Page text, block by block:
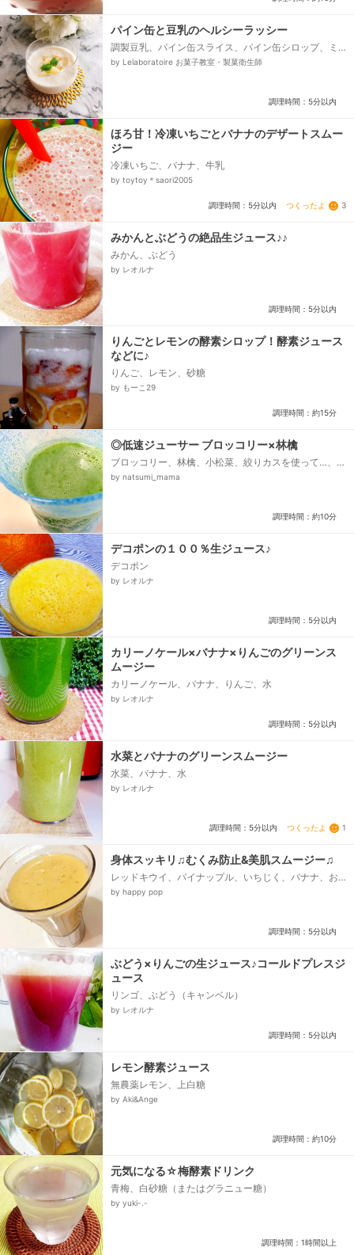
パイン缶と豆乳のヘルシーラッシー
調製豆乳、パイン缶スライス、パイン缶シロップ、ミ
ント
by Lelaboratoire お菓子教室・製菓衛生師
調理時間：5分以内
ほろ甘！冷凍いちごとバナナのデザートスムー
ジー
冷凍いちご、バナナ、牛乳
by toytoy＊saori2005
調理時間：5分以内 つくったよ 3
みかんとぶどうの絶品生ジュース♪♪
みかん、ぶどう
by レオルナ
調理時間：5分以内
りんごとレモンの酵素シロップ！酵素ジュース
などに♪
りんご、レモン、砂糖
by もーこ29
調理時間：約15分
◎低速ジューサー ブロッコリー×林檎
ブロッコリー、林檎、小松菜、絞りカスを使って…、豆
腐、ねりごま
by natsumi_mama
調理時間：約10分
デコポンの１００％生ジュース♪
デコポン
by レオルナ
調理時間：5分以内
カリーノケール×バナナ×りんごのグリーンス
ムージー
カリーノケール、バナナ、りんご、水
by レオルナ
調理時間：5分以内
水菜とバナナのグリーンスムージー
水菜、バナナ、水
by レオルナ
調理時間：5分以内 つくったよ 1
身体スッキリ♫むくみ防止&美肌スムージー♫
レッドキウイ、パイナップル、いちじく、バナナ、お
水
by happy pop
調理時間：5分以内
ぶどう×りんごの生ジュース♪コールドプレスジ
ュース
リンゴ、ぶどう（キャンベル）
by レオルナ
調理時間：5分以内
レモン酵素ジュース
無農薬レモン、上白糖
by Aki&Ange
調理時間：約10分
元気になる☆梅酵素ドリンク
青梅、白砂糖（またはグラニュー糖）
by yuki-.-
調理時間：1時間以上